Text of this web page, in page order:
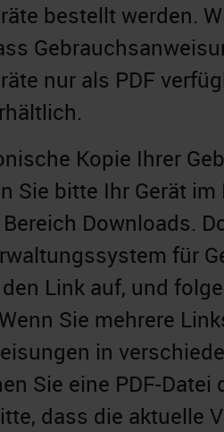
bestellt werden.
nur als PDF
Kopie Ihrer
Sie bitte Ihr Gerät
Downloads.
für
Link auf, und
Sie mehrere
in
Sie eine PDF-Datei
dass die aktuelle